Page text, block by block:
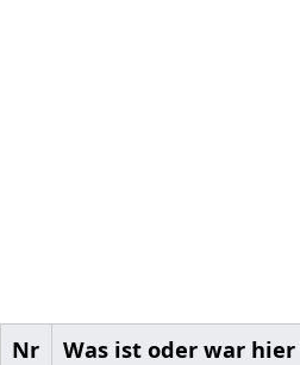
Nr Was ist oder war hier